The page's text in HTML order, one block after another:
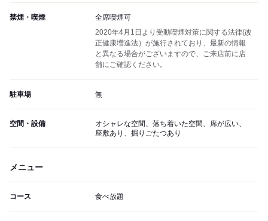
禁煙・喫煙
全席喫煙可
2020年4月1日より受動喫煙対策に関する法律(改
正健康増進法）が施行されており、最新の情報
と異なる場合がございますので、ご来店前に店
舗にご確認ください。
駐車場 無
空間・設備
オシャレな空間、落ち着いた空間、席が広い、
座敷あり、掘りごたつあり
メニュー
コース 食べ放題